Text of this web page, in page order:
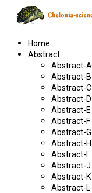
Home
Abstract
Abstract-A
Abstract-B
Abstract-C
Abstract-D
Abstract-E
Abstract-F
Abstract-G
Abstract-H
Abstract-I
Abstract-J
Abstract-K
Abstract-L